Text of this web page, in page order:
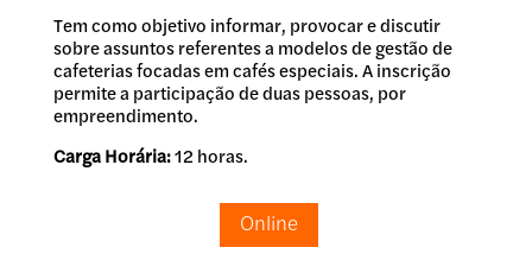
Tem como objetivo informar, provocar e discutir
sobre assuntos referentes a modelos de gestão de
cafeterias focadas em cafés especiais. A inscrição
permite a participação de duas pessoas, por
empreendimento.
Carga Horária:12 horas.
Online